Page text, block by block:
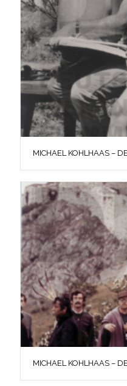
MICHAEL KOHLHAAS –
MICHAEL KOHLHAAS –